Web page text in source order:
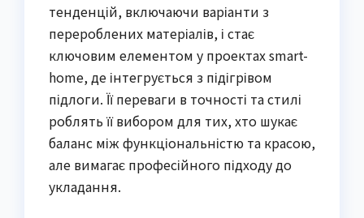
тенденцій, включаючи варіанти з
перероблених матеріалів, і стає
ключовим елементом у проектах smart-
home, де інтегрується з підігрівом
підлоги. Її переваги в точності та стилі
роблять її вибором для тих, хто шукає
баланс між функціональністю та красою,
але вимагає професійного підходу до
укладання.